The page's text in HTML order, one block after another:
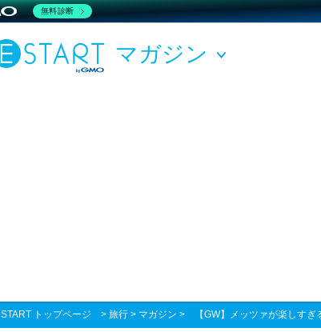
マガジン
START トップページ > 旅行 > マガジン > 【GW】メッツァが楽しす
無料診断